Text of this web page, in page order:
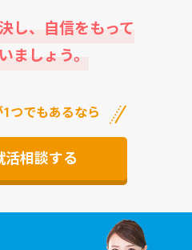
し、⾃信をもって
ましょう。
つでもあるなら
活相談する